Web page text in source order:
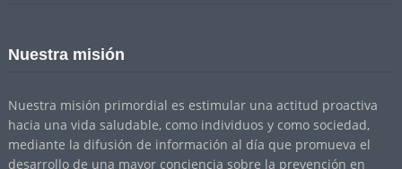
Nuestra misión
Nuestra misión primordial es estimular una actitud proactiva
hacia una vida saludable, como individuos y como sociedad,
mediante la difusión de información al día que promueva el
desarrollo de una mayor conciencia sobre la prevención en